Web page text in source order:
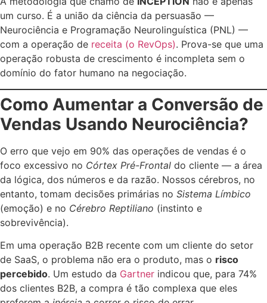
um curso. É a união da ciência da persuasão —
Neurociência e Programação Neurolinguística (PNL) —
com a operação de receita (o RevOps). Prova-se que uma
operação robusta de crescimento é incompleta sem o
domínio do fator humano na negociação.
Como Aumentar a Conversão de
Vendas Usando Neurociência?
O erro que vejo em 90% das operações de vendas é o
foco excessivo no Córtex Pré-Frontal do cliente — a área
da lógica, dos números e da razão. Nossos cérebros, no
entanto, tomam decisões primárias no Sistema Límbico
(emoção) e no Cérebro Reptiliano (instinto e
sobrevivência).
Em uma operação B2B recente com um cliente do setor
de SaaS, o problema não era o produto, mas o risco
percebido. Um estudo da Gartner indicou que, para 74%
dos clientes B2B, a compra é tão complexa que eles